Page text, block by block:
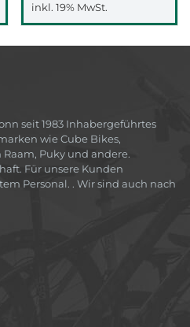
inkl. 19% MwSt.
seit 1983 Inhabergeführtes
wie Cube Bikes,
Raam, Puky und andere.
Für unsere Kunden
Personal. . Wir sind auch nach